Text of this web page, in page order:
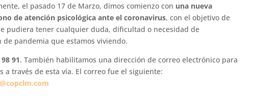
el pasado 17 de Marzo, dimos comienzo con una nueva
de atención psicológica ante el coronavirus, con el objetivo de
pudiera tener cualquier duda, dificultad o necesidad de
pandemia que estamos viviendo.
91. También habilitamos una dirección de correo electrónico para
través de esta vía. El correo fue el siguiente: